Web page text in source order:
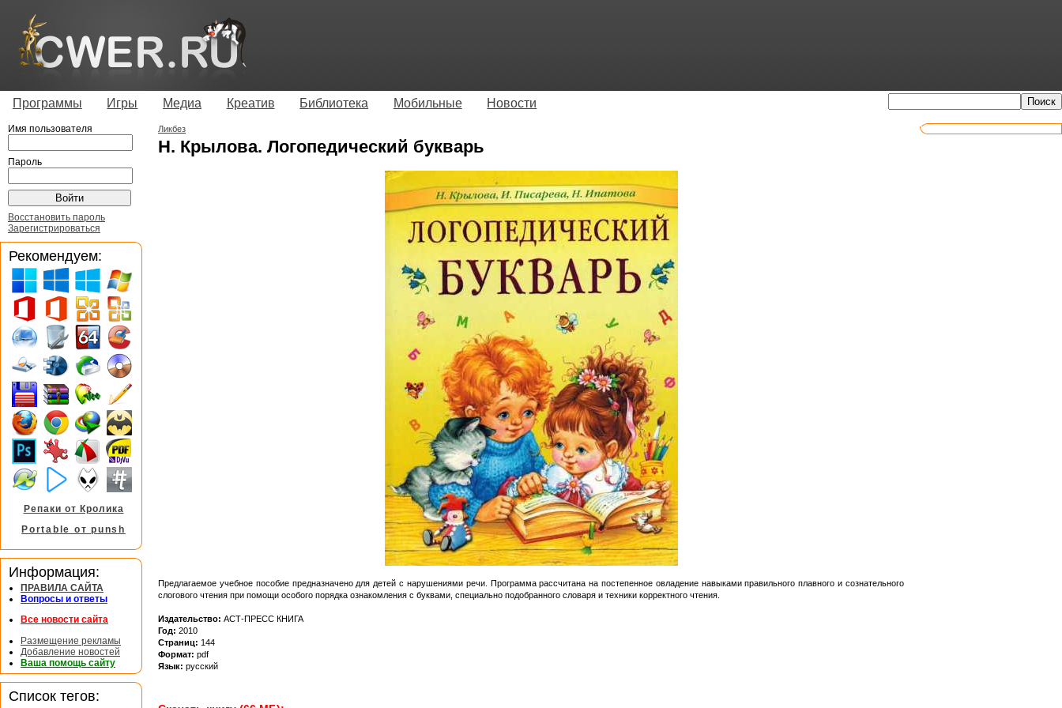
Программы Игры Медиа Креатив Библиотека Мобильные Новости
Ликбез
Н. Крылова. Логопедический букварь
Предлагаемое учебное пособие предназначено для детей с нарушениями речи. Программа рассчитана на постепенное овладение навыками правильного плавного и сознательного
слогового чтения при помощи особого порядка ознакомления с буквами, специально подобранного словаря и техники корректного чтения.
Издательство: АСТ-ПРЕСС КНИГА
Год: 2010
Страниц: 144
Формат: pdf
Язык: русский
Имя пользователя
Пароль
Восстановить пароль
Зарегистрироваться
Рекомендуем:
Репаки от Кролика
Portable от punsh
Информация:
ПРАВИЛА САЙТА
Вопросы и ответы
Все новости сайта
Размещение рекламы
Добавление новостей
Ваша помощь сайту
Список тегов: